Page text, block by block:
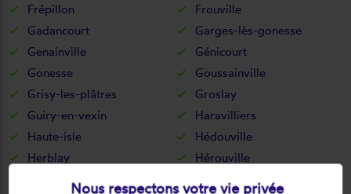
Frépillon
Frouville
Gadancourt
Garges-lès-gonesse
Genainville
Génicourt
Gonesse
Goussainville
Grisy-les-plâtres
Groslay
Guiry-en-vexin
Haravilliers
Haute-isle
Hédouville
Herblay
Hérouville
Jagny-sous-bois
Nous respectons votre vie privée